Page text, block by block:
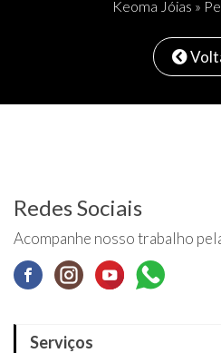
Keoma Jóias »
Redes Sociais
Acompanhe nosso trabalho
Serviços